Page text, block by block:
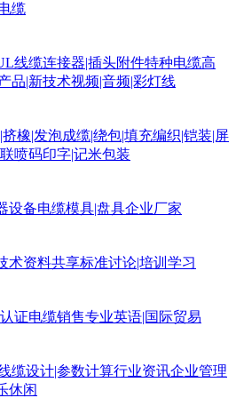
缆
线缆连接器|插头附件特种电缆高
品|新技术视频|音频|彩灯线
挤橡|发泡成缆|绕包|填充编织|铠装|屏
喷码印字|记米包装
设备电缆模具|盘具企业厂家
术资料共享标准讨论|培训学习
证电缆销售专业英语|国际贸易
缆设计|参数计算行业资讯企业管理
休闲